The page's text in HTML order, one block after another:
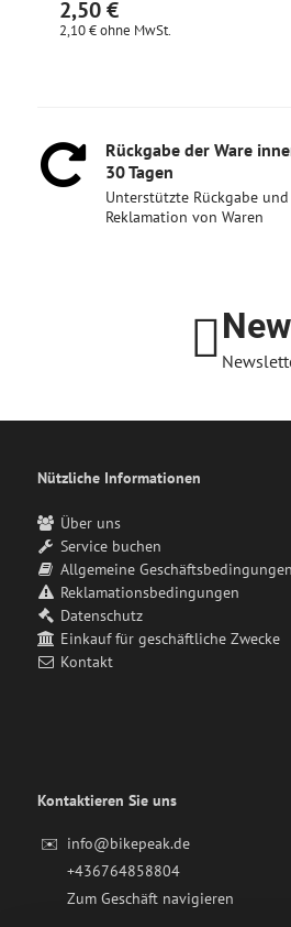
2,10 €ohne MwSt.
Rückgabe der Ware
30 Tagen
Unterstützte Rückgabe und
Reklamation von Waren
Nützliche Informationen
Über uns
Service buchen
Allgemeine Geschäftsbedingungen
Reklamationsbedingungen
Datenschutz
Einkauf für geschäftliche Zwecke
Kontakt
Kontaktieren Sie uns
✉️ info@bikepeak.de
+436764858804
Zum Geschäft navigieren